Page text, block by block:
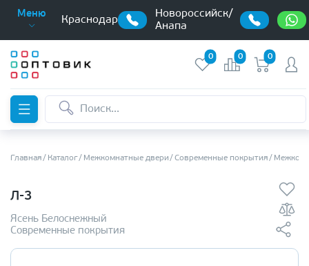
Меню
Краснодар
Новороссийск/
Анапа
0 0 0
Главная Каталог Межкомнатные двери Современные покрытия
Л-3
Ясень Белоснежный
Современные покрытия